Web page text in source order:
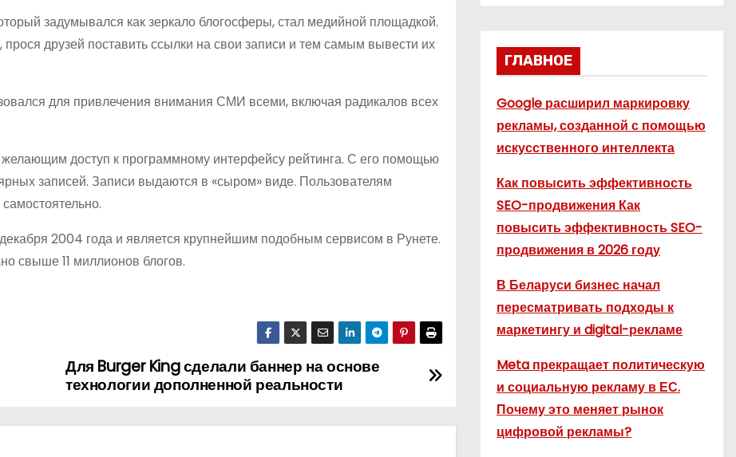
задумывался как зеркало блогосферы, стал медийной площадкой.
друзей поставить ссылки на свои записи и тем самым вывести их
для привлечения внимания СМИ всеми, включая радикалов всех
доступ к программному интерфейсу рейтинга. С его помощью
записей. Записи выдаются в «сыром» виде. Пользователям
2004 года и является крупнейшим подобным сервисом в Рунете.
свыше 11 миллионов блогов.
Для Burger King сделали баннер на основе
технологии дополненной реальности
ГЛАВНОЕ
Google расширил маркировку
рекламы, созданной с помощью
искусственного интеллекта
Как повысить эффективность
SEO-продвижения Как
повысить эффективность SEO-
продвижения в 2026 году
В Беларуси бизнес начал
пересматривать подходы к
маркетингу и digital-рекламе
Meta прекращает политическую
и социальную рекламу в ЕС.
Почему это меняет рынок
цифровой рекламы?